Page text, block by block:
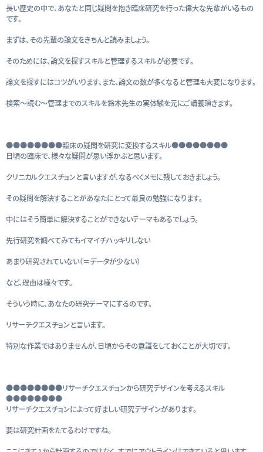
長い歴史の中で、あなたと同じ疑問を抱き臨床研究を行った偉大な先輩がいるもの
です。
まずは、その先輩の論文をきちんと読みましょう。
そのためには、論文を探すスキルと管理するスキルが必要です。
論文を探すにはコツがいります、また、論文の数が多くなると管理も大変になります。
検索～読む～管理までのスキルを鈴木先生の実体験を元にご講義頂きます。
●●●●●●●●臨床の疑問を研究に変換するスキル●●●●●●●●
日頃の臨床で、様々な疑問が思い浮かぶと思います。
クリニカルクエスチョンと言いますが、なるべくメモに残しておきましょう。
その疑問を解決することがあなたにとって最良の勉強になります。
中にはそう簡単に解決することができないテーマもあるでしょう。
先行研究を調べてみてもイマイチハッキリしない
あまり研究されていない（＝データが少ない）
など、理由は様々です。
そういう時に、あなたの研究テーマにするのです。
リサーチクエスチョンと言います。
特別な作業ではありませんが、日頃からその意識をしておくことが大切です。
●●●●●●●●リサーチクエスチョンから研究デザインを考えるスキル
●●●●●●●●
リサーチクエスチョンによって好ましい研究デザインがあります。
要は研究計画をたてるわけですね。